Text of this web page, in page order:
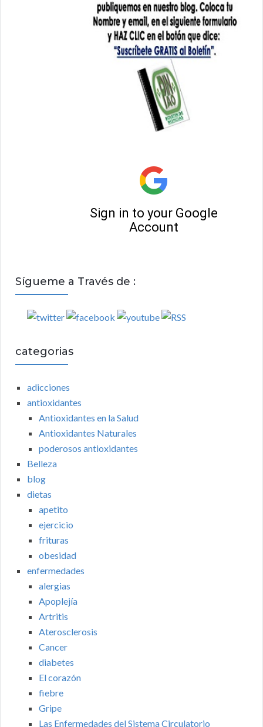
Sígueme a Través de :
categorias
adicciones
antioxidantes
Antioxidantes en la Salud
Antioxidantes Naturales
poderosos antioxidantes
Belleza
blog
dietas
apetito
ejercicio
frituras
obesidad
enfermedades
alergias
Apoplejía
Artritis
Aterosclerosis
Cancer
diabetes
El corazón
fiebre
Gripe
Las Enfermedades del Sistema Circulatorio